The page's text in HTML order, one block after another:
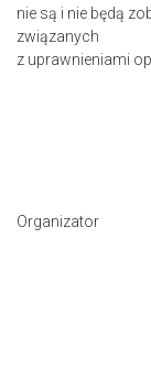
nie są i nie będą
związanych
z uprawnieniami
Organizator